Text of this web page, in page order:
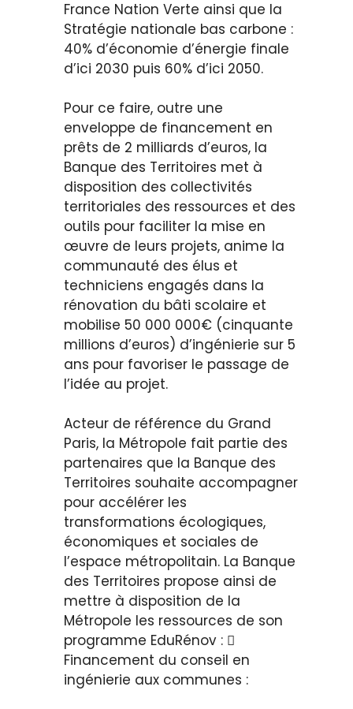
France Nation Verte ainsi que la
Stratégie nationale bas carbone :
40% d’économie d’énergie finale
d’ici 2030 puis 60% d’ici 2050.
Pour ce faire, outre une
enveloppe de financement en
prêts de 2 milliards d’euros, la
Banque des Territoires met à
disposition des collectivités
territoriales des ressources et des
outils pour faciliter la mise en
œuvre de leurs projets, anime la
communauté des élus et
techniciens engagés dans la
rénovation du bâti scolaire et
mobilise 50 000 000€ (cinquante
millions d’euros) d’ingénierie sur 5
ans pour favoriser le passage de
l’idée au projet.
Acteur de référence du Grand
Paris, la Métropole fait partie des
partenaires que la Banque des
Territoires souhaite accompagner
pour accélérer les
transformations écologiques,
économiques et sociales de
l’espace métropolitain. La Banque
des Territoires propose ainsi de
mettre à disposition de la
Métropole les ressources de son
programme EduRénov : 
Financement du conseil en
ingénierie aux communes :